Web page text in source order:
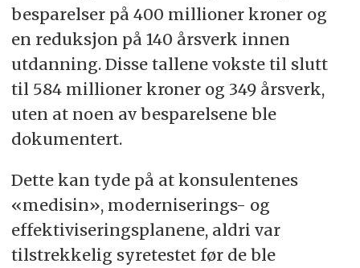
besparelser på 400 millioner kroner og
en reduksjon på 140 årsverk innen
utdanning. Disse tallene vokste til slutt
til 584 millioner kroner og 349 årsverk,
uten at noen av besparelsene ble
dokumentert.
Dette kan tyde på at konsulentenes
«medisin», moderniserings- og
effektiviseringsplanene, aldri var
tilstrekkelig syretestet før de ble